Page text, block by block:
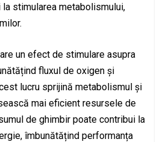
stimularea metabolismului,
un efect de stimulare asupra
fluxul de oxigen și
lucru sprijină metabolismul și
mai eficient resursele de
de ghimbir poate contribui la
îmbunătățind performanța